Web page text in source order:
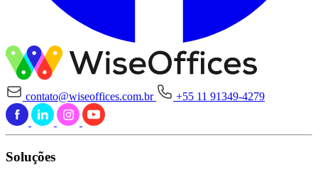
contato@wiseoffices.com.br +55 11 91349-4279
Soluções